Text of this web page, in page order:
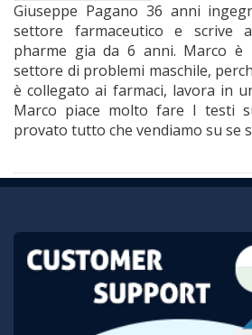
Giuseppe Pagano 36 anni
settore farmaceutico e scrive
pharme gia da 6 anni. Marco
settore di problemi maschile,
è collegato ai farmaci, lavora in
Marco piace molto fare I testi
provato tutto che vendiamo su se